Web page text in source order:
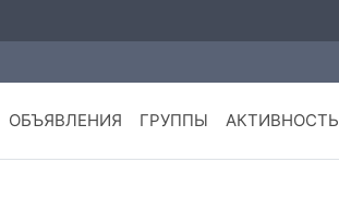
ОБЪЯВЛЕНИЯ ГРУППЫ АКТИВНОСТЬ